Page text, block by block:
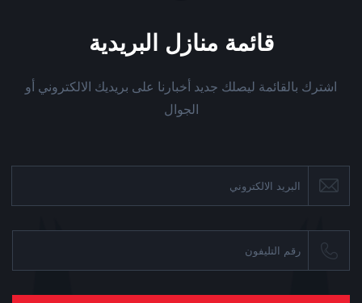
قائمة منازل البريدية
اشترك بالقائمة ليصلك جديد أخبارنا على بريديك الالكتروني أو
الجوال